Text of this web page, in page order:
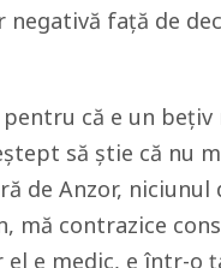
față de
că e un
să știe că nu
de Anzor,
mă contrazice
e medic, e într-o